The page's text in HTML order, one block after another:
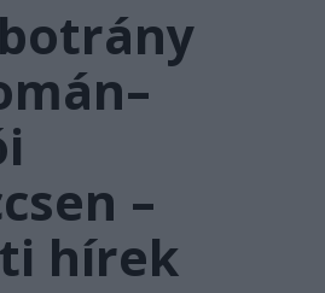
–
hírek